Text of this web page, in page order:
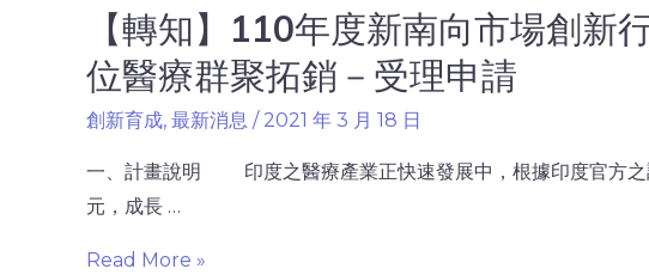
【轉知】110年度新南向市場創新
位醫療群聚拓銷－受理申請
創新育成, 最新消息 / 2021 年 3 月 18 日
一、計畫說明 印度之醫療產業正快速發展中，根據印度官方之
元，成長 …
Read More »